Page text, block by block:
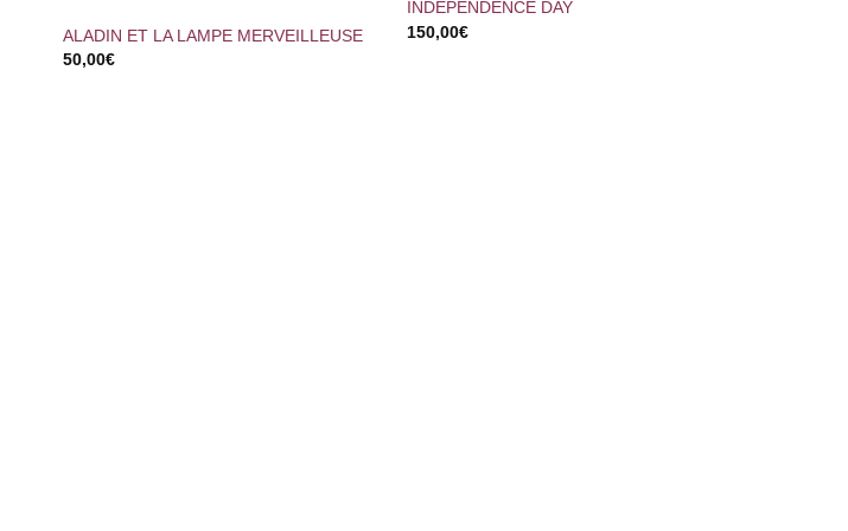
ALADIN ET LA LAMPE MERVEILLEUSE
50,00€
INDEPENDENCE DAY
150,00€